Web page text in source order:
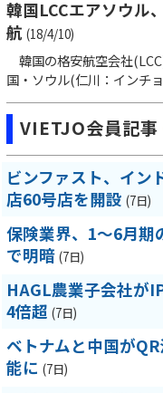
韓国LCCエアソウル
航 (18/4/10)
韓国の格安航空会社
国・ソウル(仁川：インチ
VIETJO会員記事
ビンファスト、イ
店60号店を開設 (7日)
保険業界、1～6月
で明暗 (7日)
HAGL農業子会社が
4倍超 (7日)
ベトナムと中国が
能に (7日)